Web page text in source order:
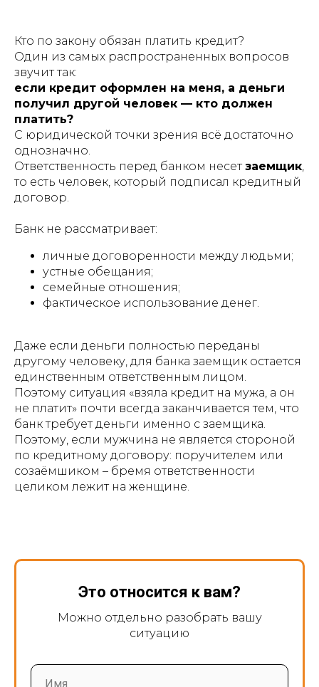
Кто по закону обязан платить кредит?
Один из самых распространенных вопросов
звучит так:
если кредит оформлен на меня, а деньги
получил другой человек — кто должен
платить?
С юридической точки зрения всё достаточно
однозначно.
Ответственность перед банком несетзаемщик,
то есть человек, который подписал кредитный
договор.
Банк не рассматривает:
личные договоренности между людьми;
устные обещания;
семейные отношения;
фактическое использование денег.
Даже если деньги полностью переданы
другому человеку, для банка заемщик остается
единственным ответственным лицом.
Поэтому ситуация «взяла кредит на мужа, а он
не платит» почти всегда заканчивается тем, что
банк требует деньги именно с заемщика.
Поэтому, если мужчина не является стороной
по кредитному договору: поручителем или
созаёмшиком – бремя ответственности
целиком лежит на женщине.
Это относится к вам?
Можно отдельно разобрать вашу
ситуацию
Имя